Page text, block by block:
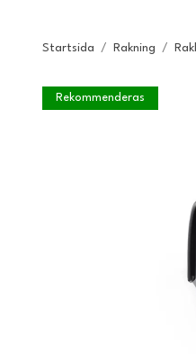
Startsida / Rakning /
Rekommenderas